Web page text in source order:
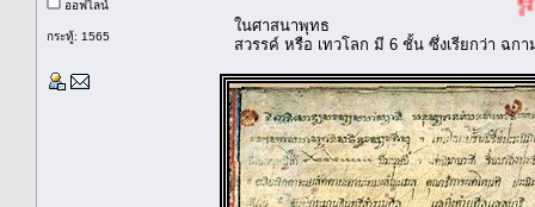
ออฟไลน์
กระทู้: 1565
รู้จัก สว
ในศาสนาพุทธ
สวรรค์ หรือ เทวโลก มี 6 ชั้น ซึ่งเรียกว่า ฉก